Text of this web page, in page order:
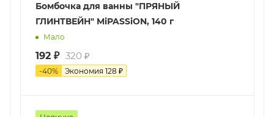
Бомбочка для ванны "ПРЯНЫЙ
ГЛИНТВЕЙН" MiPASSiON, 140 г
Мало
192 ₽ 320 ₽
-40% Экономия 128 ₽